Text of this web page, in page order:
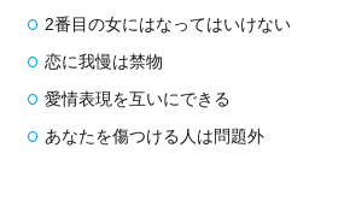
2番目の女にはなってはいけない
恋に我慢は禁物
愛情表現を互いにできる
あなたを傷つける人は問題外